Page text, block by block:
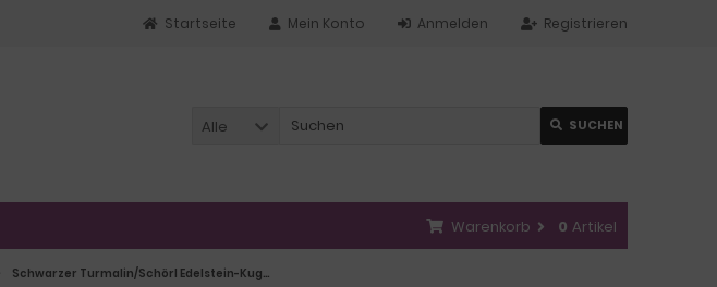
Registrieren
Anmelden
Mein Konto
Startseite
Alle SUCHEN
Warenkorb 0 Artikel
Schwarzer Turmalin/Schörl Edelstein-Kugel- Armband für Damen und Herren, schwarze polierte Turmalin-Perlen auf einem elastischen Faden, Schutzarmband für den Alltag